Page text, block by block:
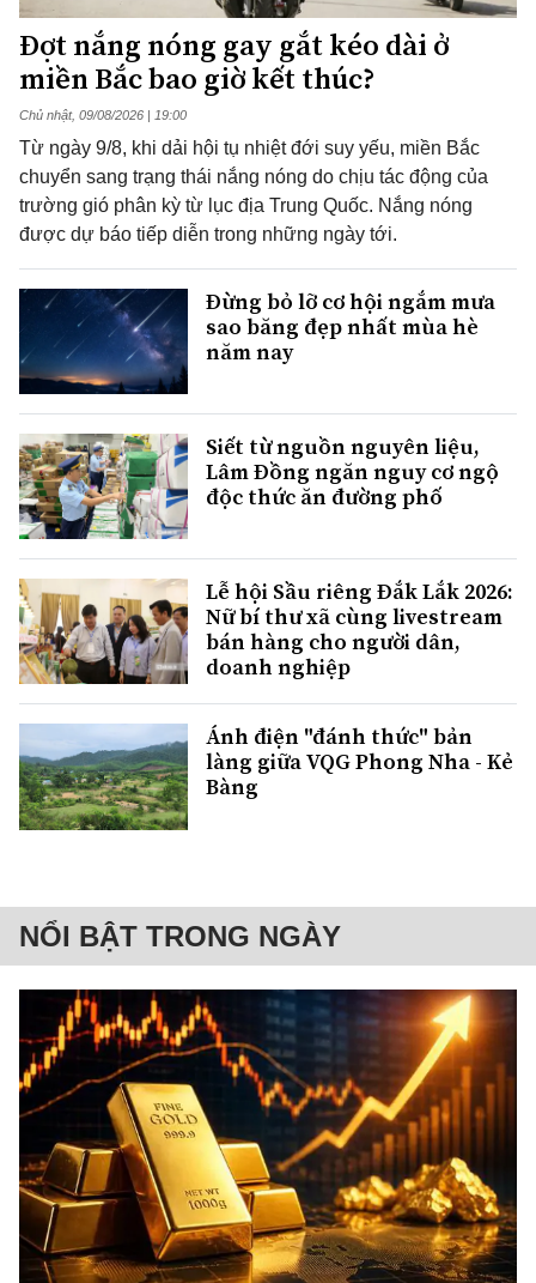
Đợt nắng nóng gay gắt kéo dài ở
miền Bắc bao giờ kết thúc?
Chủ nhật, 09/08/2026 | 19:00
Từ ngày 9/8, khi dải hội tụ nhiệt đới suy yếu, miền Bắc
chuyển sang trạng thái nắng nóng do chịu tác động của
trường gió phân kỳ từ lục địa Trung Quốc. Nắng nóng
được dự báo tiếp diễn trong những ngày tới.
Đừng bỏ lỡ cơ hội ngắm mưa
sao băng đẹp nhất mùa hè
năm nay
Siết từ nguồn nguyên liệu,
Lâm Đồng ngăn nguy cơ ngộ
độc thức ăn đường phố
Lễ hội Sầu riêng Đắk Lắk 2026:
Nữ bí thư xã cùng livestream
bán hàng cho người dân,
doanh nghiệp
Ánh điện "đánh thức" bản
làng giữa VQG Phong Nha - Kẻ
Bàng
NỔI BẬT TRONG NGÀY